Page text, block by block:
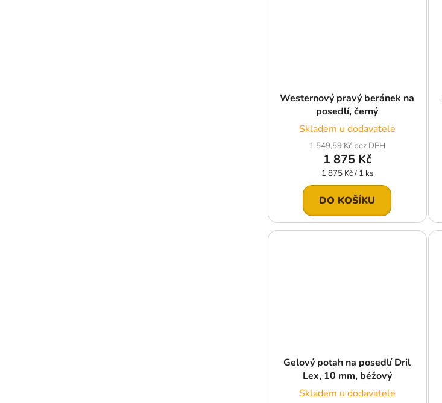
Westernový pravý beránek na
posedlí, černý
Skladem u dodavatele
1 549,59 Kč bez DPH
1 875 Kč
Měrná
cena:
1 875 Kč / 1 ks
DO KOŠÍKU
Gelový potah na posedlí Dril
Lex, 10 mm, béžový
Skladem u dodavatele